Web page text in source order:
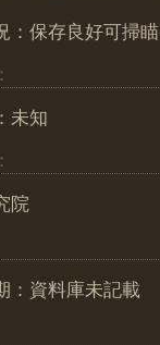
：保存良好可掃瞄
未知
院
：資料庫未記載